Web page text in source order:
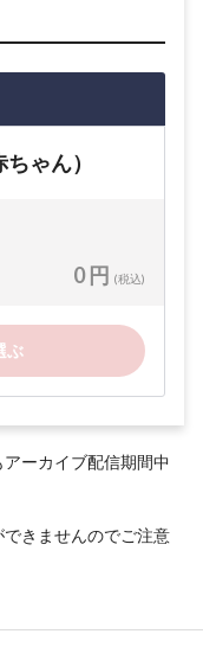
ゃん）
0 円 (税込)
ぶ
ーカイブ配信期間中
きませんのでご注意